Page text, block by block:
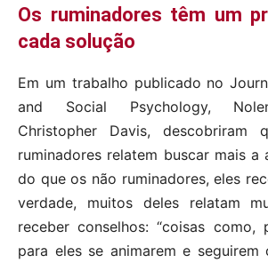
Os ruminadores têm um
cada solução
Em um trabalho publicado no
and Social Psychology,
Christopher Davis, descobriram
ruminadores relatem buscar mais a
do que os não ruminadores, eles
verdade, muitos deles relatam
receber conselhos: “coisas como,
para eles se animarem e seguirem